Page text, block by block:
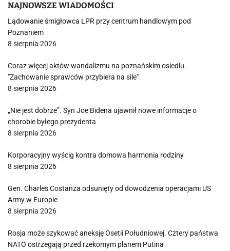
NAJNOWSZE WIADOMOŚCI
Lądowanie śmigłowca LPR przy centrum handlowym pod
Poznaniem
8 sierpnia 2026
Coraz więcej aktów wandalizmu na poznańskim osiedlu.
"Zachowanie sprawców przybiera na sile"
8 sierpnia 2026
„Nie jest dobrze”. Syn Joe Bidena ujawnił nowe informacje o
chorobie byłego prezydenta
8 sierpnia 2026
Korporacyjny wyścig kontra domowa harmonia rodziny
8 sierpnia 2026
Gen. Charles Costanza odsunięty od dowodzenia operacjami US
Army w Europie
8 sierpnia 2026
Rosja może szykować aneksję Osetii Południowej. Cztery państwa
NATO ostrzegają przed rzekomym planem Putina